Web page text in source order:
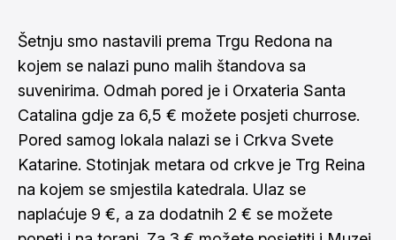
Šetnju smo nastavili prema Trgu Redona na
kojem se nalazi puno malih štandova sa
suvenirima. Odmah pored je i Orxateria Santa
Catalina gdje za 6,5 € možete posjeti churrose.
Pored samog lokala nalazi se i Crkva Svete
Katarine. Stotinjak metara od crkve je Trg Reina
na kojem se smjestila katedrala. Ulaz se
naplaćuje 9 €, a za dodatnih 2 € se možete